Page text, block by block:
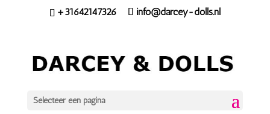
+31642147326 info@darcey-dolls.nl
Selecteer een pagina